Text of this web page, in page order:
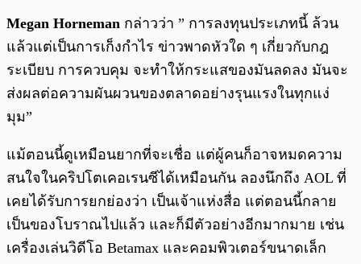
Megan Horneman กล่าวว่า ” การลงทุนประเภทนี้ ล้วน
แล้วแต่เป็นการเก็งกำไร ข่าวพาดหัวใด ๆ เกี่ยวกับกฎ
ระเบียบ การควบคุม จะทำให้กระแสของมันลดลง มันจะ
ส่งผลต่อความผันผวนของตลาดอย่างรุนแรงในทุกแง่
มุม”
แม้ตอนนี้ดูเหมือนยากที่จะเชื่อ แต่ผู้คนก็อาจหมดความ
สนใจในคริปโตเคอเรนซีได้เหมือนกัน ลองนึกถึง AOL ที่
เคยได้รับการยกย่องว่า เป็นเจ้าแห่งสื่อ แต่ตอนนี้กลาย
เป็นของโบราณไปแล้ว และก็มีตัวอย่างอีกมากมาย เช่น
เครื่องเล่นวิดีโอ Betamax และคอมพิวเตอร์ขนาดเล็ก